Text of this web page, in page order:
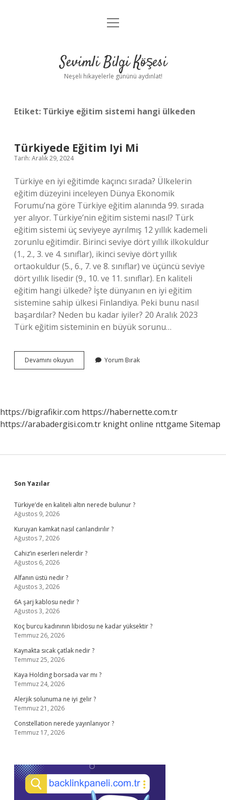
Anasayfa
Yasal Uyarı
menüyü
Sevimli Bilgi Köşesi
Neşeli hikayelerle gününü aydınlat!
Etiket: Türkiye eğitim sistemi hangi ülkeden
Türkiyede Eğitim Iyi Mi
Tarih: Aralık 29, 2024
Türkiye en iyi eğitimde kaçıncı sırada? Ülkelerin
eğitim düzeyini inceleyen Dünya Ekonomik
Forumu’na göre Türkiye eğitim alanında 99. sırada
yer alıyor. Türkiye’nin eğitim sistemi nasıl? Türk
eğitim sistemi üç seviyeye ayrılmış 12 yıllık kademeli
zorunlu eğitimdir. Birinci seviye dört yıllık ilkokuldur
(1., 2., 3. ve 4. sınıflar), ikinci seviye dört yıllık
ortaokuldur (5., 6., 7. ve 8. sınıflar) ve üçüncü seviye
dört yıllık lisedir (9., 10. ve 11. sınıflar). En kaliteli
eğitim hangi ülkede? İşte dünyanın en iyi eğitim
sistemine sahip ülkesi Finlandiya. Peki bunu nasıl
başardılar? Neden bu kadar iyiler? 20 Aralık 2023
Türk eğitim sisteminin en büyük sorunu…
Devamını okuyun Türkiyede
Eğitim
Yorum Bırak
https://bigrafikir.com https://habernette.com.tr
https://arabadergisi.com.tr knight online nttgame Sitemap
Sidebar
Son Yazılar
Türkiye’de en kaliteli altın nerede bulunur ?
Ağustos 9, 2026
Kuruyan kamkat nasıl canlandırılır ?
Ağustos 7, 2026
Cahiz’in eserleri nelerdir ?
Ağustos 6, 2026
Alfanın üstü nedir ?
Ağustos 3, 2026
6A şarj kablosu nedir ?
Ağustos 3, 2026
Koç burcu kadınının libidosu ne kadar yüksektir ?
Temmuz 26, 2026
Kaynakta sıcak çatlak nedir ?
Temmuz 25, 2026
Kaya Holding borsada var mı ?
Temmuz 24, 2026
Alerjik solunuma ne iyi gelir ?
Temmuz 21, 2026
Constellation nerede yayınlanıyor ?
Temmuz 17, 2026